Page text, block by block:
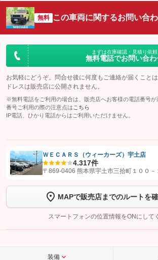
無料 この車両に関するお問い合
まずは在庫確認・見積り依頼
無料電話でお問い合わ
お気軽にどうぞ。問合せ後に何度もご連絡が届くこと
ドレスは販売店に公開されません。
※無料電話をご利用の場合は、販売店へお客様の電話番号
番号ご利用の際の注意点は こちら
IP電話、ひかり電話からはご利用いただけません。
【STEP1】
認証画面でグーネットを友だち追加してか
トーク画面で
ボタンをタップして問い合
完了してください。
こちら
ＷＥＣＡＲＳ（ウィーカーズ）宇土店
4.317件
〒869-0406 熊本県宇土市三拾町１００－
MAPで販売店までのルートを
スマートフォンの位置情報をONにして
装備